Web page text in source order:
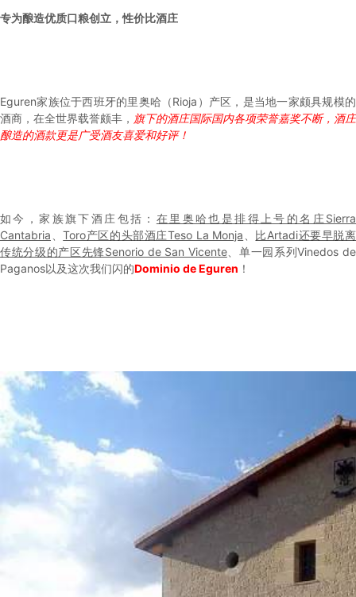
专为酿造优质口粮创立，性价比酒庄
Eguren家族位于西班牙的里奥哈（Rioja）产区，是当地一家颇具规模的
酒商，在全世界载誉颇丰， 旗下的酒庄国际国内各项荣誉嘉奖不断，酒庄
酿造的酒款更是广受酒友喜爱和好评！
如今，家族旗下酒庄包括： 在里奥哈也是排得上号的名庄Sierra
Cantabria 、Toro产区的头部酒庄Teso La Monja
比Artadi还要早脱离
传统分级的产区先锋Senorio de San Vicente、单一园系列Vinedos de
Paganos以及这次我们闪的Dominio de Eguren ！